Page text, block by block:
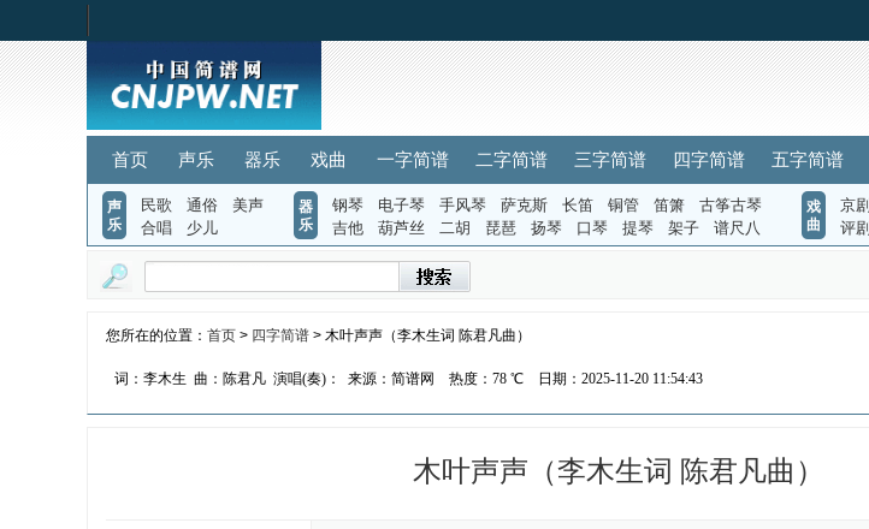
首页 声乐 器乐 戏曲 一字简谱 二字简谱 三字简谱 四字简谱 五字简谱
声
乐
民歌 通俗
美声
合唱
少儿
器
乐
钢琴 电子琴 手风琴 萨克斯 长笛 铜管 笛箫
古筝古琴
吉他
葫芦丝 二胡 琵琶 扬琴 口琴 提琴 架子 谱尺八
戏
曲
京剧
评剧
您所在的位置： 首页 > 四字简谱 > 木叶声声（李木生词 陈君凡曲）
词：李木生 曲：陈君凡 演唱(奏)： 来源：简谱网 热度： 78 ℃ 日期：2025-11-20 11:54:43
木叶声声（李木生词 陈君凡曲）